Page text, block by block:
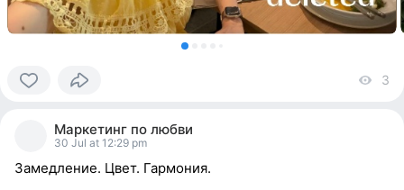
3
Маркетинг по любви
30 Jul at 12:29 pm
Замедление. Цвет. Гармония.